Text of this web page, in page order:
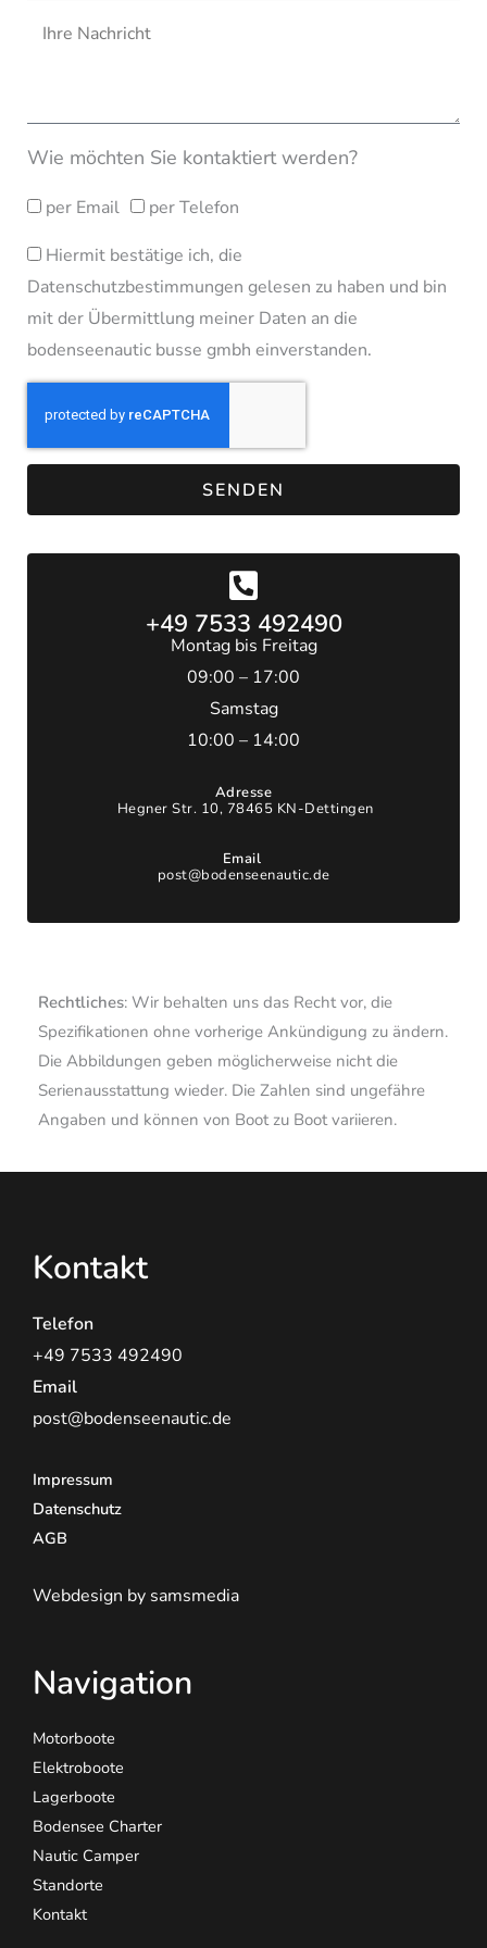
n
l
d
r
e
s
s
i
c
h
t
Wie möchten Sie kontaktiert werden?
K
o
n
t
a
k
per Email per Telefon
D
a
t
e
c
h
Hiermit bestätige ich, die
Datenschutzbestimmungen gelesen zu haben und bin
mit der Übermittlung meiner Daten an die
bodenseenautic busse gmbh einverstanden.
SENDEN
+49 7533 492490
Montag bis Freitag
09:00 – 17:00
Samstag
10:00 – 14:00
Adresse
Hegner Str. 10, 78465 KN-Dettingen
Email
post@bodenseenautic.de
Rechtliches: Wir behalten uns das Recht vor, die
Spezifikationen ohne vorherige Ankündigung zu ändern.
Die Abbildungen geben möglicherweise nicht die
Serienausstattung wieder. Die Zahlen sind ungefähre
Angaben und können von Boot zu Boot variieren.
Kontakt
Telefon
+49 7533 492490
Email
post@bodenseenautic.de
Impressum
Datenschutz
AGB
Webdesign by samsmedia
Navigation
Motorboote
Elektroboote
Lagerboote
Bodensee Charter
Nautic Camper
Standorte
Kontakt